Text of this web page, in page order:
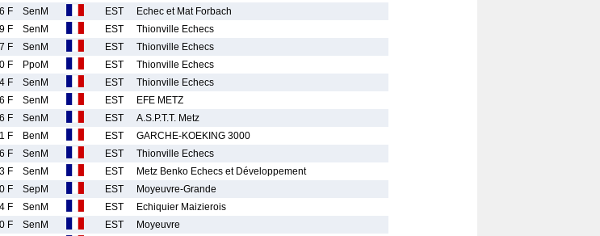
F SenM EST
Echec et Mat Forbach
F SenM EST
Thionville Echecs
F SenM EST
Thionville Echecs
F PpoM EST
Thionville Echecs
F SenM EST
Thionville Echecs
F SenM EST
EFE METZ
F SenM EST
A.S.P.T.T. Metz
F BenM EST
GARCHE-KOEKING 3000
F SenM EST
Thionville Echecs
F SenM EST
Metz Benko Echecs et Développement
F SepM EST
Moyeuvre-Grande
F SenM EST
Echiquier Maizierois
F SenM EST
Moyeuvre